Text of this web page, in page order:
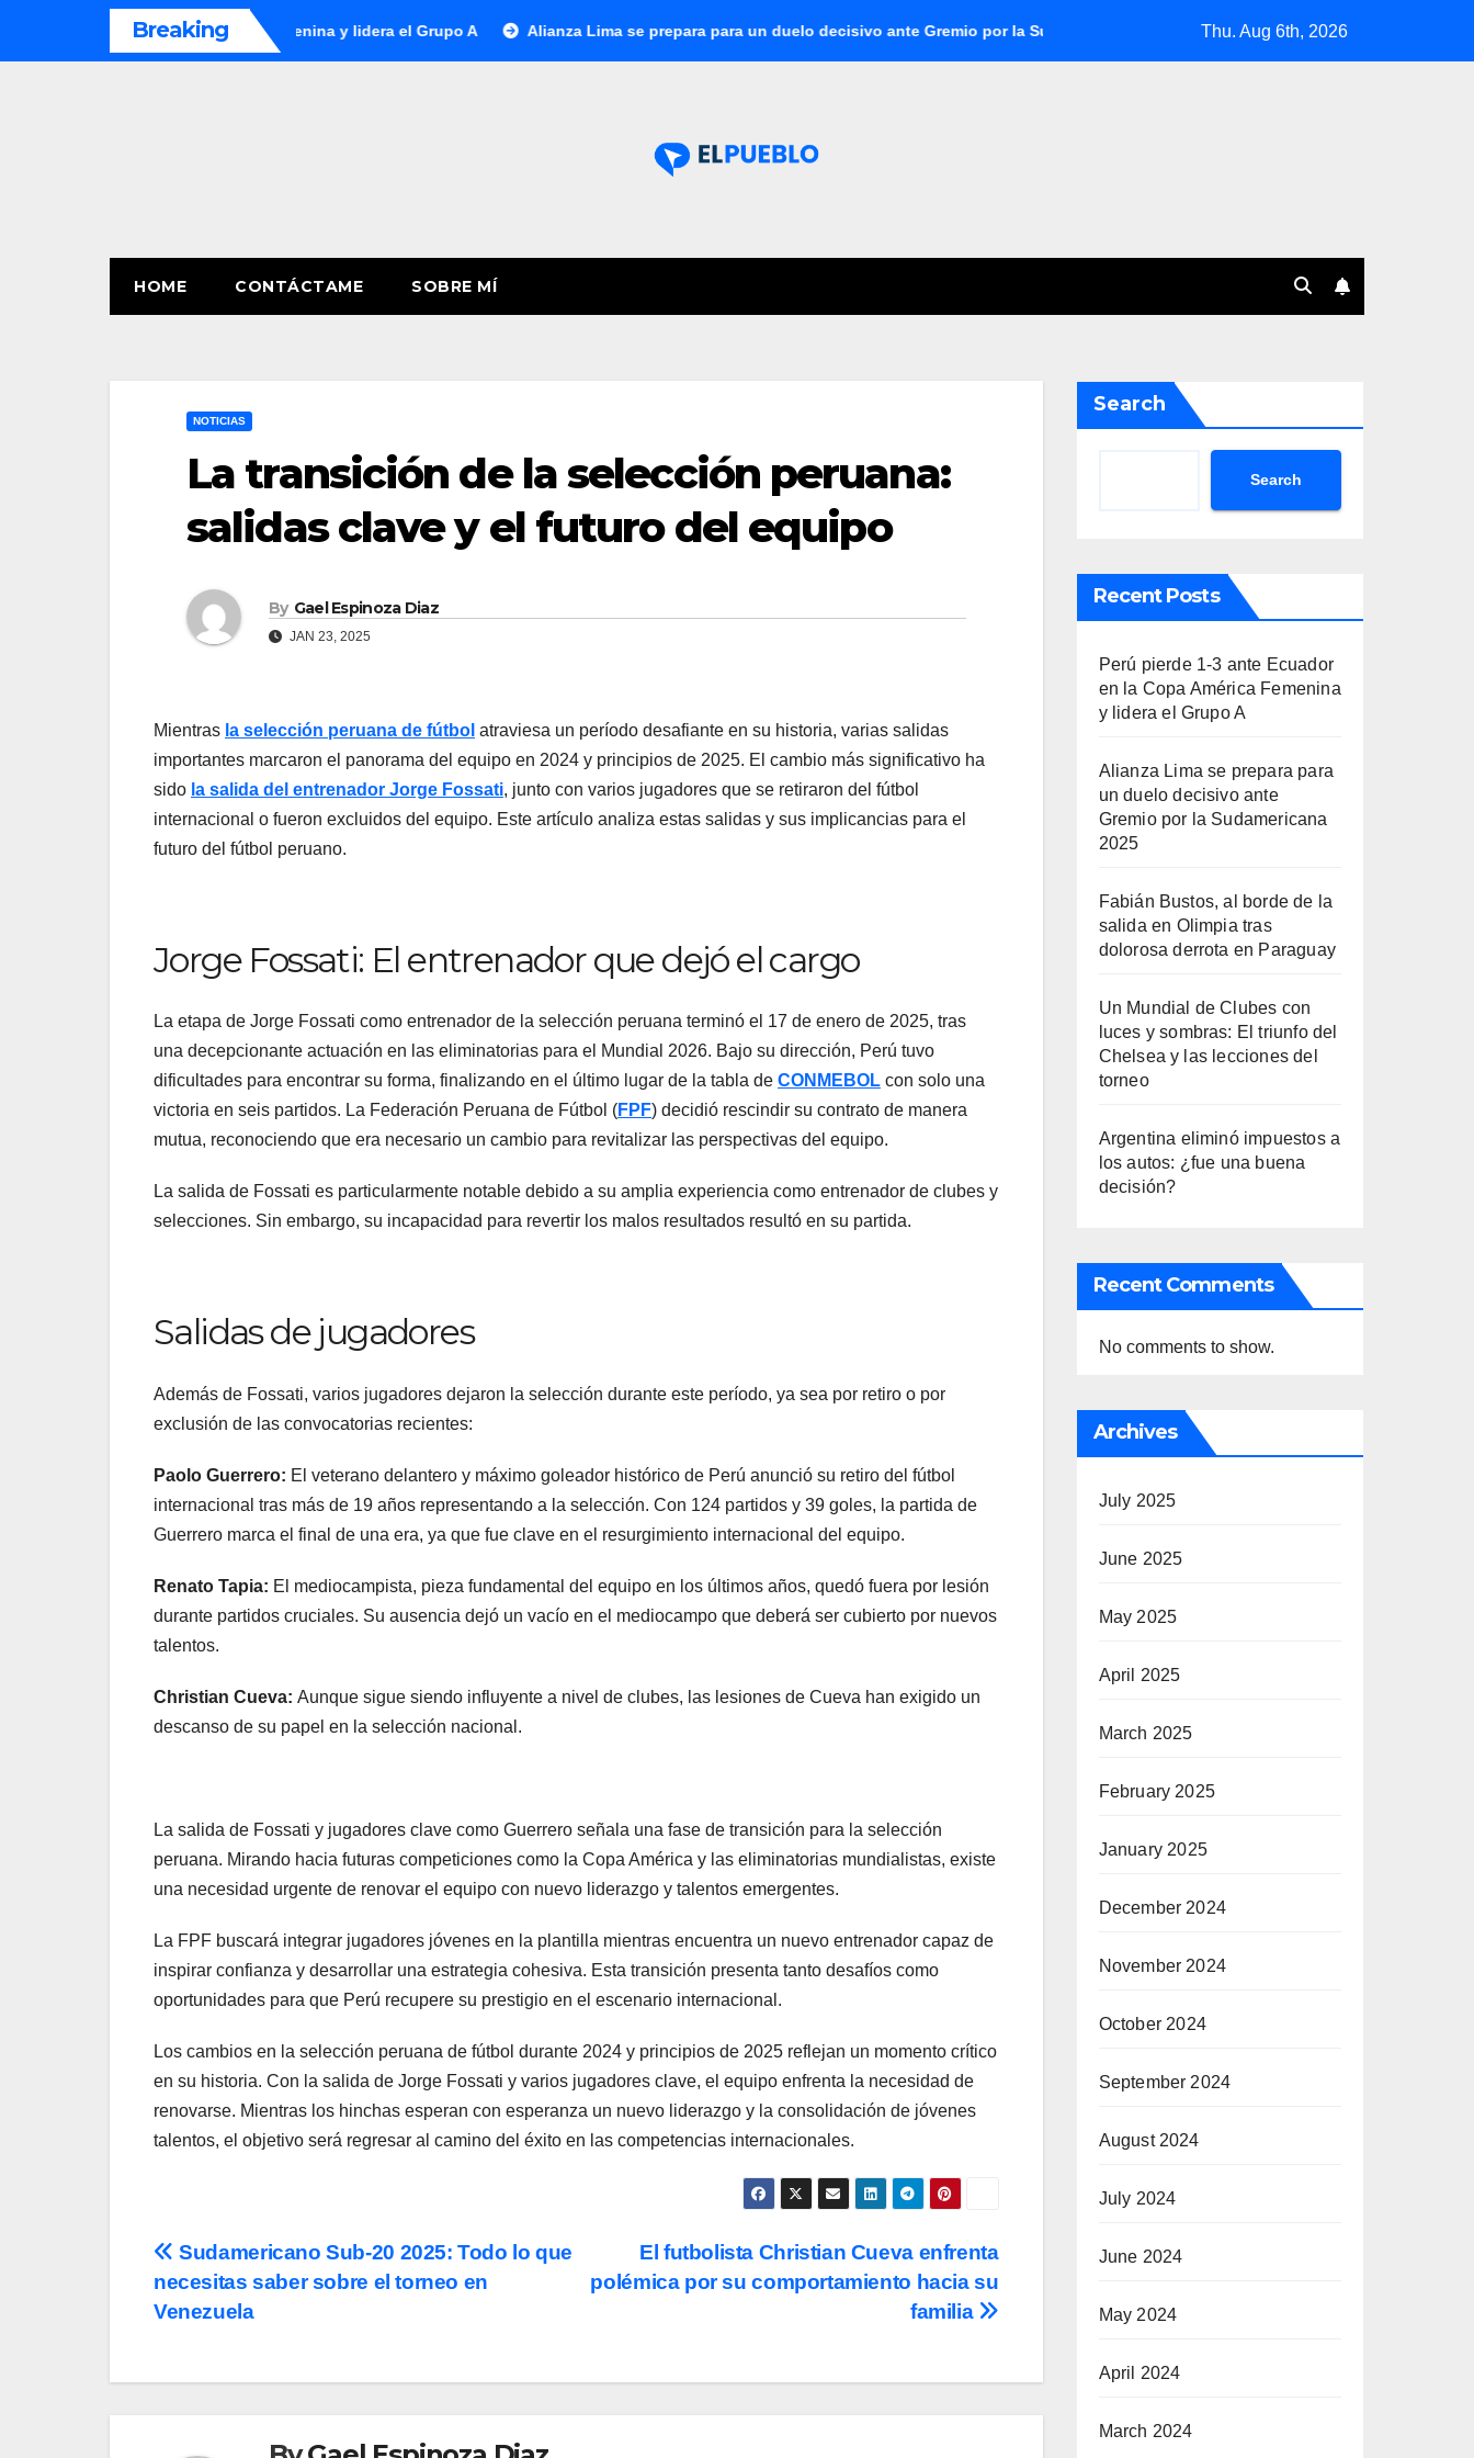
Breaking
en la Copa América Femenina y lidera el Grupo A Alianza Lima se prepara para un duelo decisivo ante Gremio por la Sudamericana 2025 Fabián Bustos, al borde de la salida en
Thu. Aug 6th, 2026
HOME CONTÁCTAME SOBRE MÍ
NOTICIAS
La transición de la selección peruana:
salidas clave y el futuro del equipo
By Gael Espinoza Diaz
JAN 23, 2025
Mientras la selección peruana de fútbol atraviesa un período desafiante en su historia, varias salidas
importantes marcaron el panorama del equipo en 2024 y principios de 2025. El cambio más significativo ha
sido la salida del entrenador Jorge Fossati, junto con varios jugadores que se retiraron del fútbol
internacional o fueron excluidos del equipo. Este artículo analiza estas salidas y sus implicancias para el
futuro del fútbol peruano.
Jorge Fossati: El entrenador que dejó el cargo
La etapa de Jorge Fossati como entrenador de la selección peruana terminó el 17 de enero de 2025, tras
una decepcionante actuación en las eliminatorias para el Mundial 2026. Bajo su dirección, Perú tuvo
dificultades para encontrar su forma, finalizando en el último lugar de la tabla de CONMEBOL con solo una
victoria en seis partidos. La Federación Peruana de Fútbol (FPF) decidió rescindir su contrato de manera
mutua, reconociendo que era necesario un cambio para revitalizar las perspectivas del equipo.
La salida de Fossati es particularmente notable debido a su amplia experiencia como entrenador de clubes y
selecciones. Sin embargo, su incapacidad para revertir los malos resultados resultó en su partida.
Salidas de jugadores
Además de Fossati, varios jugadores dejaron la selección durante este período, ya sea por retiro o por
exclusión de las convocatorias recientes:
Paolo Guerrero: El veterano delantero y máximo goleador histórico de Perú anunció su retiro del fútbol
internacional tras más de 19 años representando a la selección. Con 124 partidos y 39 goles, la partida de
Guerrero marca el final de una era, ya que fue clave en el resurgimiento internacional del equipo.
Renato Tapia: El mediocampista, pieza fundamental del equipo en los últimos años, quedó fuera por lesión
durante partidos cruciales. Su ausencia dejó un vacío en el mediocampo que deberá ser cubierto por nuevos
talentos.
Christian Cueva: Aunque sigue siendo influyente a nivel de clubes, las lesiones de Cueva han exigido un
descanso de su papel en la selección nacional.
La salida de Fossati y jugadores clave como Guerrero señala una fase de transición para la selección
peruana. Mirando hacia futuras competiciones como la Copa América y las eliminatorias mundialistas, existe
una necesidad urgente de renovar el equipo con nuevo liderazgo y talentos emergentes.
La FPF buscará integrar jugadores jóvenes en la plantilla mientras encuentra un nuevo entrenador capaz de
inspirar confianza y desarrollar una estrategia cohesiva. Esta transición presenta tanto desafíos como
oportunidades para que Perú recupere su prestigio en el escenario internacional.
Los cambios en la selección peruana de fútbol durante 2024 y principios de 2025 reflejan un momento crítico
en su historia. Con la salida de Jorge Fossati y varios jugadores clave, el equipo enfrenta la necesidad de
renovarse. Mientras los hinchas esperan con esperanza un nuevo liderazgo y la consolidación de jóvenes
talentos, el objetivo será regresar al camino del éxito en las competencias internacionales.
Post
navigation
El futbolista Christian Cueva enfrenta
polémica por su comportamiento hacia su
familia
Sudamericano Sub-20 2025: Todo lo que
necesitas saber sobre el torneo en
Venezuela
Search
Search
Recent Posts
Perú pierde 1-3 ante Ecuador
en la Copa América Femenina
y lidera el Grupo A
Alianza Lima se prepara para
un duelo decisivo ante
Gremio por la Sudamericana
2025
Fabián Bustos, al borde de la
salida en Olimpia tras
dolorosa derrota en Paraguay
Un Mundial de Clubes con
luces y sombras: El triunfo del
Chelsea y las lecciones del
torneo
Argentina eliminó impuestos a
los autos: ¿fue una buena
decisión?
Recent Comments
No comments to show.
Archives
July 2025
June 2025
May 2025
April 2025
March 2025
February 2025
January 2025
December 2024
November 2024
October 2024
September 2024
August 2024
July 2024
June 2024
May 2024
April 2024
March 2024